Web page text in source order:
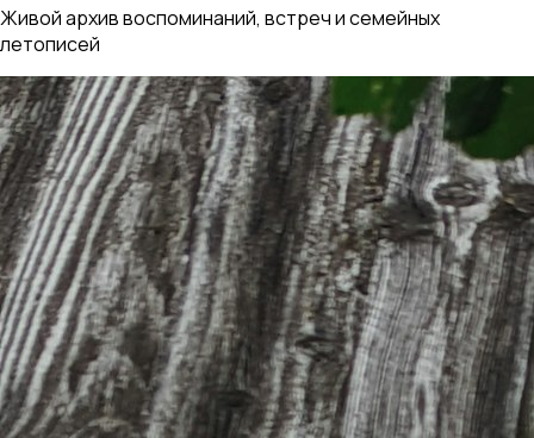
Живой архив воспоминаний, встреч и семейных
летописей